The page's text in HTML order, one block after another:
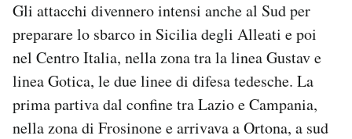
Gli attacchi divennero intensi anche al Sud per
preparare lo sbarco in Sicilia degli Alleati e poi
nel Centro Italia, nella zona tra la linea Gustav e
linea Gotica, le due linee di difesa tedesche. La
prima partiva dal confine tra Lazio e Campania,
nella zona di Frosinone e arrivava a Ortona, a sud